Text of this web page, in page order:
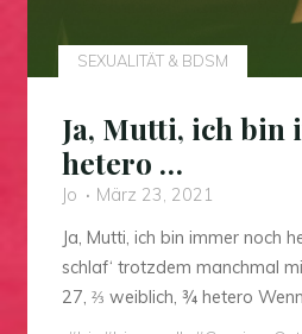
SEXUALITÄT & BDSM
Ja, Mutti, ich bin
hetero …
Jo
März 23, 2021
Ja, Mutti, ich bin immer noch
schlaf‘ trotzdem manchmal
27, ⅔ weiblich, ¾ hetero Wenn